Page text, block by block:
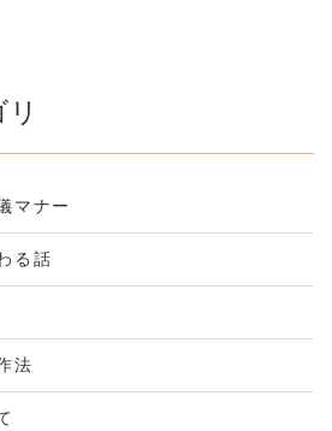
マナー
る話
法